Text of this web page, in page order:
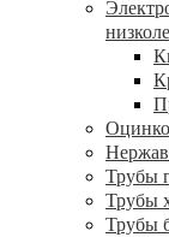
Трубы
Трубы
Трубы